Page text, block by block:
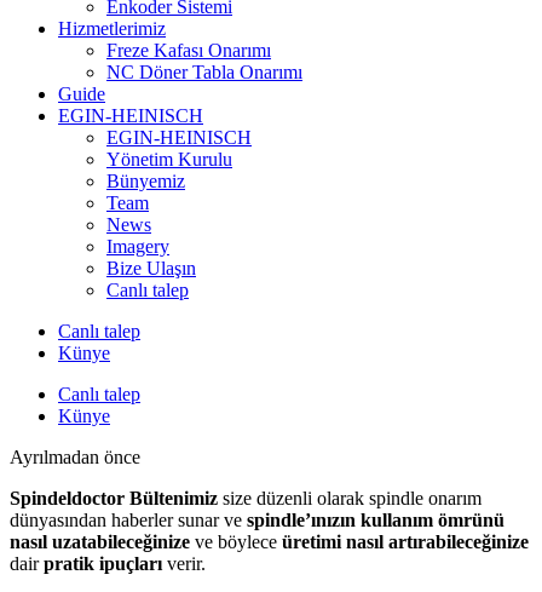
Enkoder Sistemi
Hizmetlerimiz
Freze Kafası Onarımı
NC Döner Tabla Onarımı
Guide
EGIN-HEINISCH
EGIN-HEINISCH
Yönetim Kurulu
Bünyemiz
Team
News
Imagery
Bize Ulaşın
Canlı talep
Canlı talep
Künye
Canlı talep
Künye
Ayrılmadan önce
Spindeldoctor Bültenimiz size düzenli olarak spindle onarım
dünyasından haberler sunar ve spindle’ınızın kullanım ömrünü
nasıl uzatabileceğinize ve böylece üretimi nasıl artırabileceğinize
dairpratik ipuçları verir.